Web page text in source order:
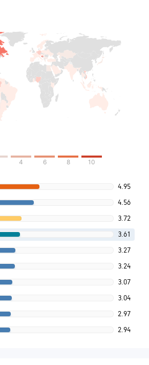
4 6 8 10
4.95
4.56
3.72
3.61
3.27
3.24
3.07
3.04
2.97
2.94